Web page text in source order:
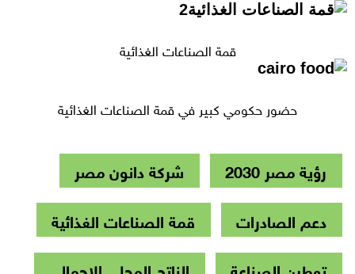
قمة الصناعات الغذائية
حضور حكومي كبير في قمة الصناعات الغذائية
رؤية مصر 2030
شركة دانون مصر
دعم الصادرات
قمة الصناعات الغذائية